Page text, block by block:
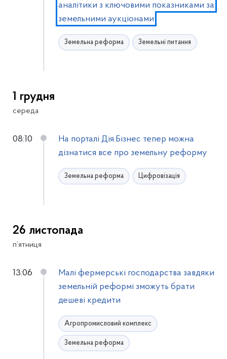
аналітики з ключовими показниками за
земельними аукціонами
Земельна реформа Земельні питання
1 грудня
середа
08:10
На порталі Дія.Бізнес тепер можна
дізнатися все про земельну реформу
Земельна реформа Цифровізація
26 листопада
п’ятниця
13:06
Малі фермерські господарства завдяки
земельній реформі зможуть брати
дешеві кредити
Агропромисловий комплекс
Земельна реформа